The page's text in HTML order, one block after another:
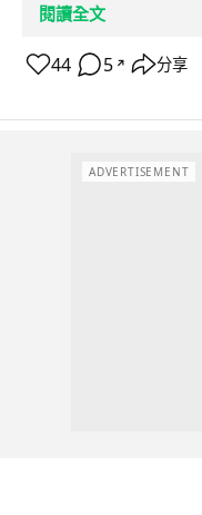
閱讀全文
44 5 ↗ 分享
ADVERTISEMENT